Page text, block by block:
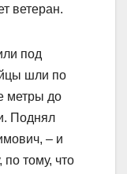
ветеран.
под
шли по
метры до
Поднял
– и
по тому, что